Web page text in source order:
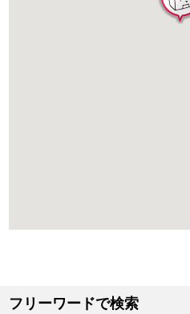
フリーワードで検索